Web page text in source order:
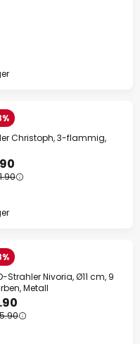
Christoph, 3-flammig,
Strahler Nivoria, Ø11 cm, 9
Metall